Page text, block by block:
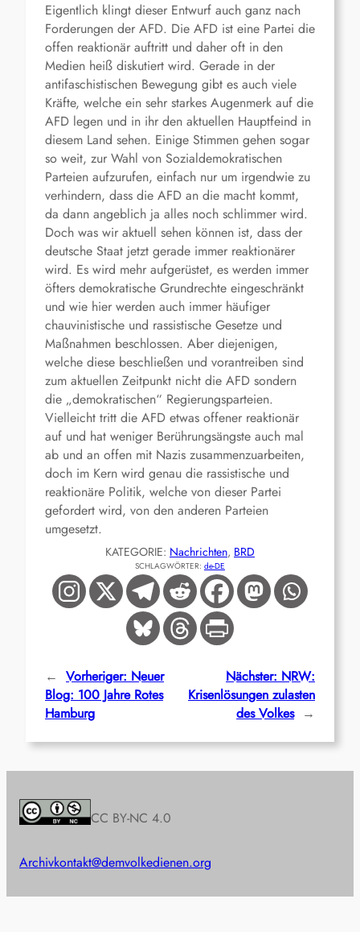
Eigentlich klingt dieser Entwurf auch ganz nach
Forderungen der AFD. Die AFD ist eine Partei die
offen reaktionär auftritt und daher oft in den
Medien heiß diskutiert wird. Gerade in der
antifaschistischen Bewegung gibt es auch viele
Kräfte, welche ein sehr starkes Augenmerk auf die
AFD legen und in ihr den aktuellen Hauptfeind in
diesem Land sehen. Einige Stimmen gehen sogar
so weit, zur Wahl von Sozialdemokratischen
Parteien aufzurufen, einfach nur um irgendwie zu
verhindern, dass die AFD an die macht kommt,
da dann angeblich ja alles noch schlimmer wird.
Doch was wir aktuell sehen können ist, dass der
deutsche Staat jetzt gerade immer reaktionärer
wird. Es wird mehr aufgerüstet, es werden immer
öfters demokratische Grundrechte eingeschränkt
und wie hier werden auch immer häufiger
chauvinistische und rassistische Gesetze und
Maßnahmen beschlossen. Aber diejenigen,
welche diese beschließen und vorantreiben sind
zum aktuellen Zeitpunkt nicht die AFD sondern
die „demokratischen“ Regierungsparteien.
Vielleicht tritt die AFD etwas offener reaktionär
auf und hat weniger Berührungsängste auch mal
ab und an offen mit Nazis zusammenzuarbeiten,
doch im Kern wird genau die rassistische und
reaktionäre Politik, welche von dieser Partei
gefordert wird, von den anderen Parteien
umgesetzt.
KATEGORIE: Nachrichten, BRD
SCHLAGWÖRTER: de-DE
← Vorheriger: Neuer
Blog: 100 Jahre Rotes
Hamburg
Nächster: NRW:
Krisenlösungen zulasten
des Volkes →
CC BY-NC 4.0
Archivkontakt@demvolkedienen.org